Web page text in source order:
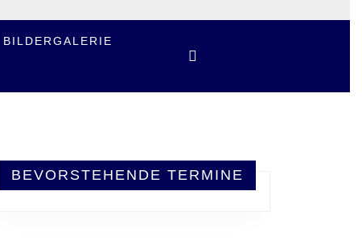
BILDERGALERIE
BEVORSTEHENDE TERMINE